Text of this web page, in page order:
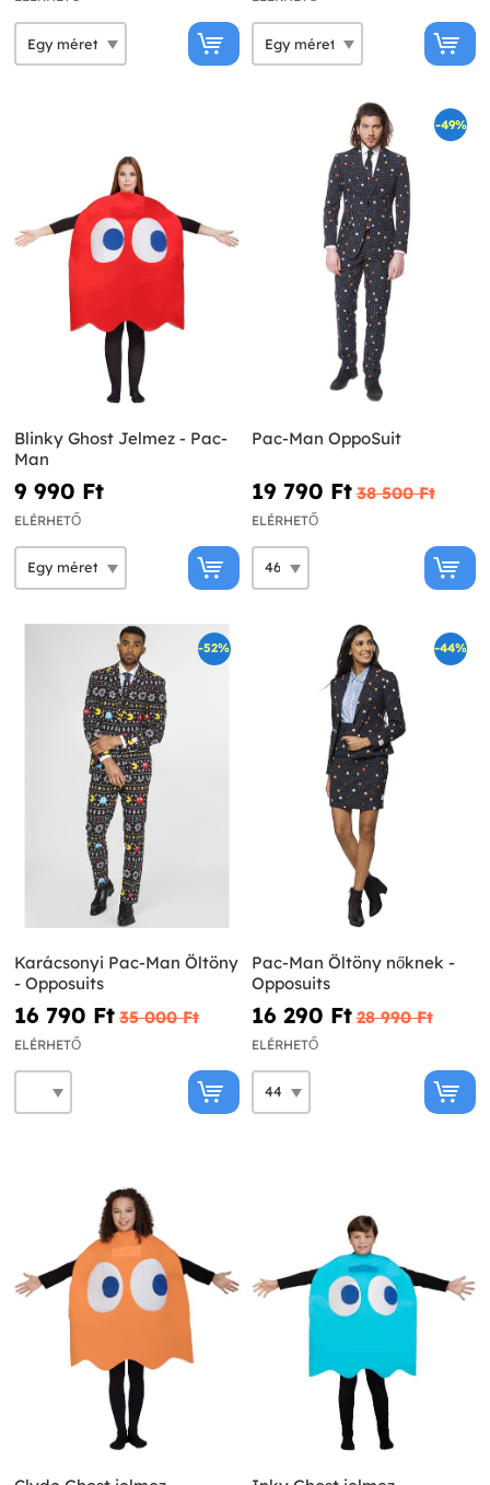
Blinky Ghost Jelmez - Pac-
Man
9 990 Ft‎
ELÉRHETŐ
-49%
Pac-Man OppoSuit
19 790 Ft‎ 38 500 Ft‎
ELÉRHETŐ
-52%
Karácsonyi Pac-Man Öltöny
- Opposuits
16 790 Ft‎ 35 000 Ft‎
ELÉRHETŐ
-44%
Pac-Man Öltöny nőknek -
Opposuits
16 290 Ft‎ 28 990 Ft‎
ELÉRHETŐ